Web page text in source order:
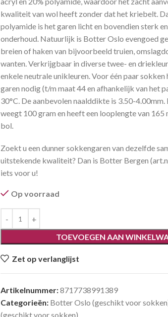
kwaliteit van wol heeft zonder dat het kriebelt.
polyamide is het garen licht en bovendien sterk
onderhoud. Natuurlijk is Botter Oslo evengoed
breien of haken van bijvoorbeeld truien,
wanten. Verkrijgbaar in diverse twee- en
enkele neutrale unikleuren. Voor één paar
garen nodig (t/m maat 44 en afhankelijk van het
30°C. De aanbevolen naalddikte is 3.50-
weegt 100 gram en heeft een looplengte van 165
bol.
Zoekt u een dunner sokkengaren van dezelfde
uitstekende kwaliteit? Dan is Botter Bergen
iets voor u!
Op voorraad
TOEVOEGEN AAN
Zet op verlanglijst
Artikelnummer:8717738991389
Categorieën: Botter Oslo (geschikt voor
(geschikt voor sokken)